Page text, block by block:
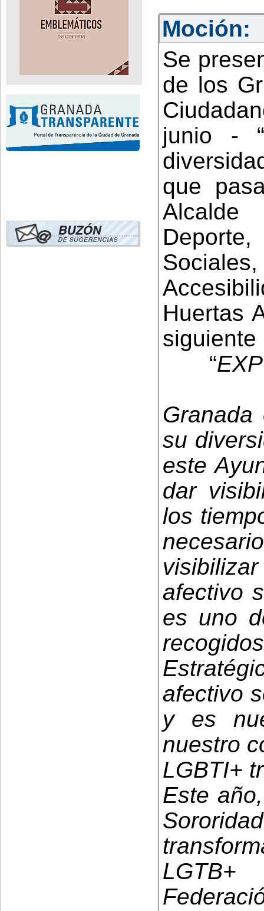
Moción:
Se
de los
junio -
que
Alcalde
Huertas
siguiente
“
su
este
dar
los
afectivo
es uno
afectivo
y es
nuestro
LGBTI+
Este
LGTB+